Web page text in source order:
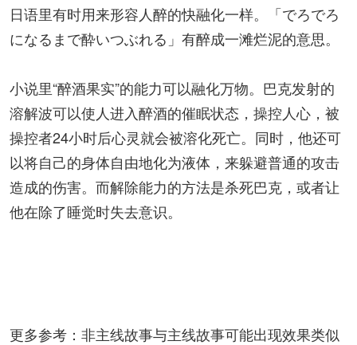
日语里有时用来形容人醉的快融化一样。「でろでろ
になるまで酔いつぶれる」有醉成一滩烂泥的意思。
小说里“醉酒果实”的能力可以融化万物。巴克发射的
溶解波可以使人进入醉酒的催眠状态，操控人心，被
操控者24小时后心灵就会被溶化死亡。同时，他还可
以将自己的身体自由地化为液体，来躲避普通的攻击
造成的伤害。而解除能力的方法是杀死巴克，或者让
他在除了睡觉时失去意识。
更多参考：非主线故事与主线故事可能出现效果类似